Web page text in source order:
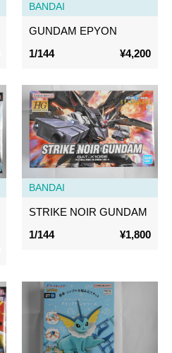
BANDAI
GUNDAM EPYON
1/144
¥4,200
BANDAI
STRIKE NOIR GUNDAM
1/144
¥1,800